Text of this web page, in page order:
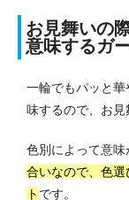
お見舞いの
意味するガ
一輪でもパッと
味するので、お見
色別によって意
合いなので、色
ト です。